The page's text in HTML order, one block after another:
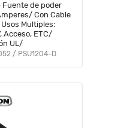
Fuente de poder
Con Cable
Multiples:
Acceso, ETC/
UL/
/ PSU1204-D